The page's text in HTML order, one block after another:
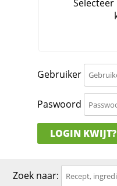
Gebruiker
Paswoord
LOGIN KWIJT?
Zoek naar: